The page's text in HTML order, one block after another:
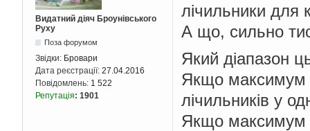
Видатний діяч Броунівського
Руху
Поза форумом
Звідки: Бровари
Дата реєстрації: 27.04.2016
Повідомлень: 1 522
Репутація: 1901
лічильники для
А що, сильно
Який діапазон
Якщо максимум
лічильників у
Якщо максимум